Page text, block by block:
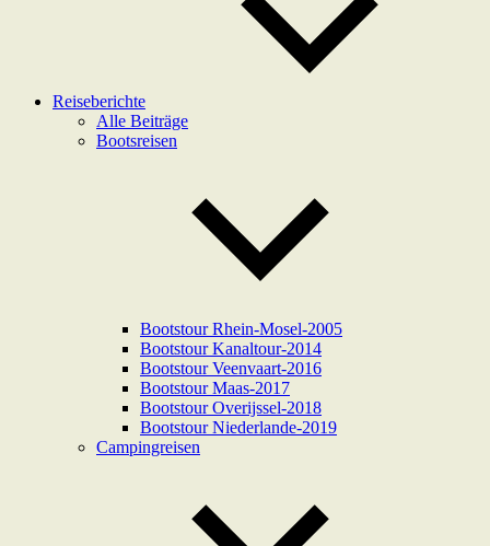
Reiseberichte
Alle Beiträge
Bootsreisen
Bootstour Rhein-Mosel-2005
Bootstour Kanaltour-2014
Bootstour Veenvaart-2016
Bootstour Maas-2017
Bootstour Overijssel-2018
Bootstour Niederlande-2019
Campingreisen